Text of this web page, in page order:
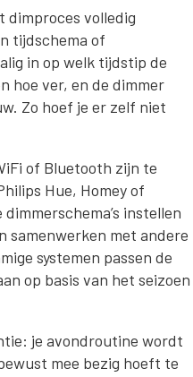
dimproces volledig
tijdschema of
in op welk tijdstip de
hoe ver, en de dimmer
Zo hoef je er zelf niet
of Bluetooth zijn te
Hue, Homey of
instellen
samenwerken met andere
systemen passen de
op basis van het seizoen
je avondroutine wordt
mee bezig hoeft te